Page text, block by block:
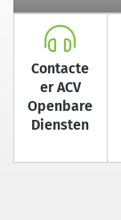
Contacte
er ACV
Openbare
Diensten